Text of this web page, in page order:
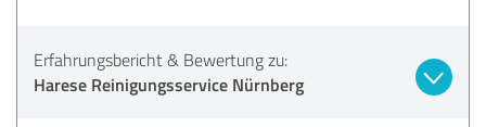
Erfahrungsbericht & Bewertung zu:
Harese Reinigungsservice Nürnberg